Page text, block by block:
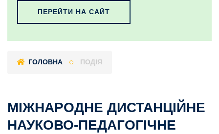
ПЕРЕЙТИ НА САЙТ
ГОЛОВНА ПОДІЯ
МІЖНАРОДНЕ ДИСТАНЦІЙНЕ
НАУКОВО-ПЕДАГОГІЧНЕ